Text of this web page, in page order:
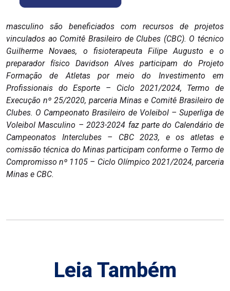
masculino são beneficiados com recursos de projetos
vinculados ao Comitê Brasileiro de Clubes (CBC). O técnico
Guilherme Novaes, o fisioterapeuta Filipe Augusto e o
preparador físico Davidson Alves participam do Projeto
Formação de Atletas por meio do Investimento em
Profissionais do Esporte – Ciclo 2021/2024, Termo de
Execução nº 25/2020, parceria Minas e Comitê Brasileiro de
Clubes. O Campeonato Brasileiro de Voleibol – Superliga de
Voleibol Masculino – 2023-2024 faz parte do Calendário de
Campeonatos Interclubes – CBC 2023, e os atletas e
comissão técnica do Minas participam conforme o Termo de
Compromisso nº 1105 – Ciclo Olímpico 2021/2024, parceria
Minas e CBC.
Leia Também